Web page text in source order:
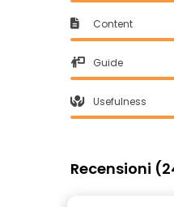
Content
Guide
Usefulness
Recensioni